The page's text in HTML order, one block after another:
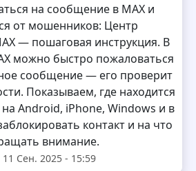
на сообщение в MAX и
от мошенников: Центр
— пошаговая инструкция. В
можно быстро пожаловаться
сообщение — его проверит
Показываем, где находится
Android, iPhone, Windows и в
контакт и на что
внимание.
11 Сен. 2025 - 15:59